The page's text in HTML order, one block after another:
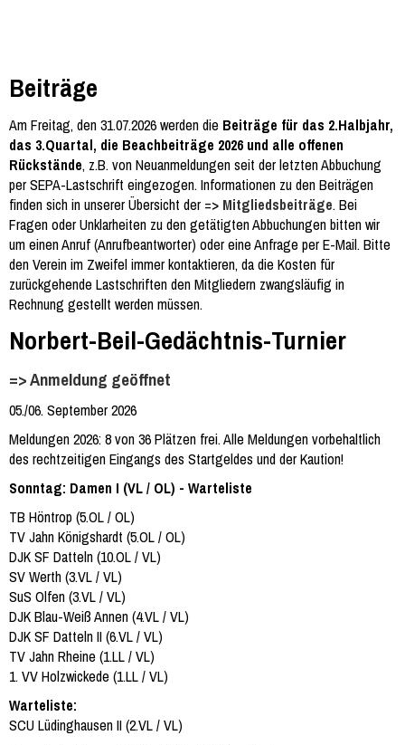
Beiträge
Am Freitag, den 31.07.2026 werden die Beiträge für das 2.Halbjahr,
das 3.Quartal, die Beachbeiträge 2026 und alle offenen
Rückstände, z.B. von Neuanmeldungen seit der letzten Abbuchung
per SEPA-Lastschrift eingezogen. Informationen zu den Beiträgen
finden sich in unserer Übersicht der => Mitgliedsbeiträge. Bei
Fragen oder Unklarheiten zu den getätigten Abbuchungen bitten wir
um einen Anruf (Anrufbeantworter) oder eine Anfrage per E-Mail. Bitte
den Verein im Zweifel immer kontaktieren, da die Kosten für
zurückgehende Lastschriften den Mitgliedern zwangsläufig in
Rechnung gestellt werden müssen.
Norbert-Beil-Gedächtnis-Turnier
=> Anmeldung geöffnet
05./06. September 2026
Meldungen 2026: 8 von 36 Plätzen frei. Alle Meldungen vorbehaltlich
des rechtzeitigen Eingangs des Startgeldes und der Kaution!
Sonntag: Damen I (VL / OL) - Warteliste
TB Höntrop (5.OL / OL)
TV Jahn Königshardt (5.OL / OL)
DJK SF Datteln (10.OL / VL)
SV Werth (3.VL / VL)
SuS Olfen (3.VL / VL)
DJK Blau-Weiß Annen (4.VL / VL)
DJK SF Datteln II (6.VL / VL)
TV Jahn Rheine (1.LL / VL)
1. VV Holzwickede (1.LL / VL)
Warteliste:
SCU Lüdinghausen II (2.VL / VL)